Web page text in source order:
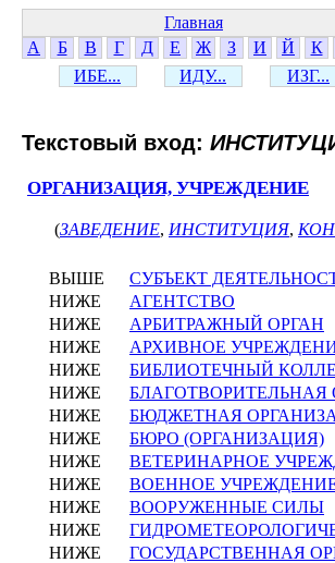
Главная
А
Б В Г Д Е Ж З И Й К
ИБЕ...
ИДУ... ИЗГ...
Текстовый вход:
ОРГАНИЗАЦИЯ, УЧРЕЖДЕНИЕ
(ЗАВЕДЕНИЕ, ИНСТИТУЦИЯ,
ВЫШЕ
СУБЪЕКТ
НИЖЕ
АГЕНТСТВО
НИЖЕ
АРБИТРАЖНЫЙ ОРГАН
НИЖЕ
АРХИВНОЕ
НИЖЕ
БИБЛИОТЕЧНЫЙ
НИЖЕ
БЛАГОТВОРИТЕЛЬНАЯ
НИЖЕ
БЮДЖЕТНАЯ
НИЖЕ
БЮРО (ОРГАНИЗАЦИЯ)
НИЖЕ
ВЕТЕРИНАРНОЕ
НИЖЕ
ВОЕННОЕ
НИЖЕ
ВООРУЖЕННЫЕ СИЛЫ
НИЖЕ
НИЖЕ
ГОСУДАРСТВЕННАЯ